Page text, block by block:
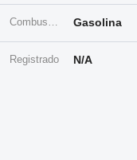
Combustible Gasolina
Registrado N/A